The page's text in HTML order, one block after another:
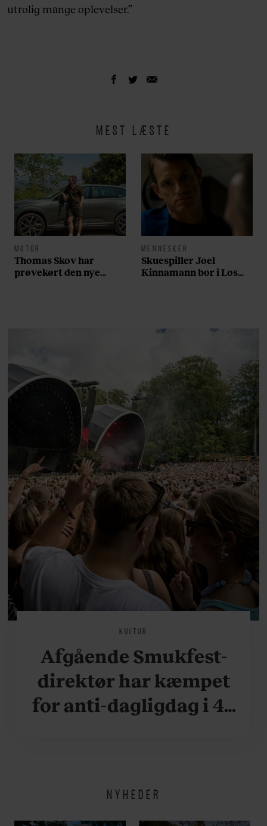
utrolig mange oplevelser.”
MEST LÆSTE
MOTOR
Thomas Skov har
prøvekørt den nye
MENNESKER
Skuespiller Joel
Kinnamann bor i Los
morgen”
KULTUR
Afgående Smukfest-
direktør har kæmpet
for anti-dagligdag i 46
NYHEDER